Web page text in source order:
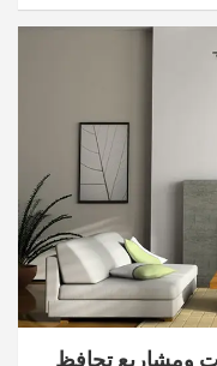
ومشاريع تحافظ